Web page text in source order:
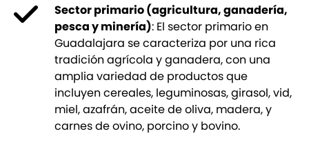
Sector primario (agricultura, ganadería,
pesca y minería): El sector primario en
Guadalajara se caracteriza por una rica
tradición agrícola y ganadera, con una
amplia variedad de productos que
incluyen cereales, leguminosas, girasol, vid,
miel, azafrán, aceite de oliva, madera, y
carnes de ovino, porcino y bovino.